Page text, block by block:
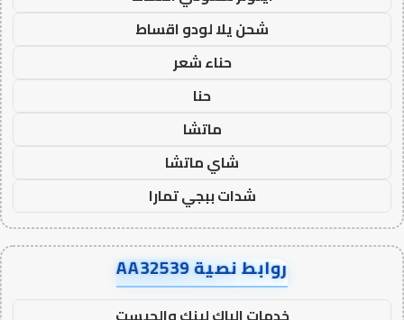
شحن يلا لودو اقساط
حناء شعر
حنا
ماتشا
شاي ماتشا
شدات ببجي تمارا
روابط نصية AA32539